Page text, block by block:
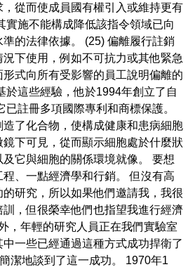
從而使成員國有權引入或維持更有
實施不能構成降低該指令領域已向
的法律依據。 (25) 偏離履行註銷
下使用，例如不可抗力或其他緊急
式向所有受影響的員工說明偏離的
於這些經驗，他於1994年創立了自
註冊多項國際專利和商標保護。
了化合物，使構成健康和患病細胞
下可見，從而顯示細胞處於什麼狀
它與細胞的關係環境就像。 要想
、一點經濟學和行銷。 但沒有高
研究，所以如果他們邀請我，我很
，但很榮幸他們也指望我進行經濟
，年輕的研究人員正在我們實驗室
一些已經通過這種方式成功捍衛了
潔地談到了這一成功。 1970年1